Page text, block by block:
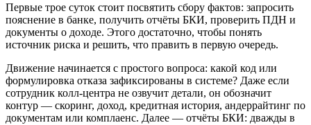
Первые трое суток стоит посвятить сбору фактов: запросить
пояснение в банке, получить отчёты БКИ, проверить ПДН и
документы о доходе. Этого достаточно, чтобы понять
источник риска и решить, что править в первую очередь.
Движение начинается с простого вопроса: какой код или
формулировка отказа зафиксированы в системе? Даже если
сотрудник колл-центра не озвучит детали, он обозначит
контур — скоринг, доход, кредитная история, андеррайтинг по
документам или комплаенс. Далее — отчёты БКИ: дважды в